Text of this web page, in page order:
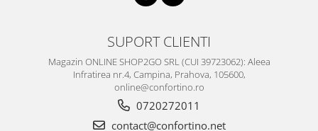
SUPORT CLIENTI
Magazin ONLINE SHOP2GO SRL (CUI 39723062): Aleea
Infratirea nr.4, Campina, Prahova, 105600,
online@confortino.ro
0720272011
contact@confortino.net